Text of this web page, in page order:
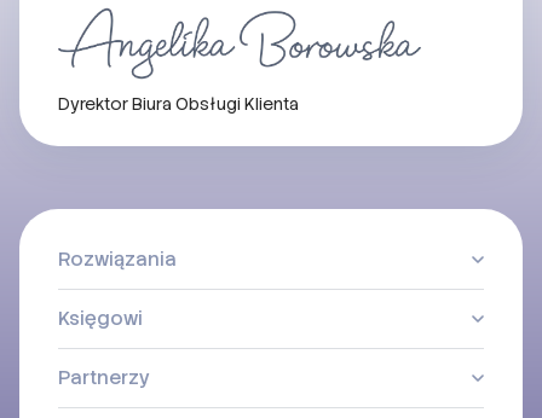
Dyrektor Biura Obsługi Klienta
Rozwiązania
Księgowi
Partnerzy